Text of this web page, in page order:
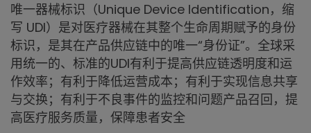
唯一器械标识（Unique Device Identification，缩
写 UDI）是对医疗器械在其整个生命周期赋予的身份
标识，是其在产品供应链中的唯一“身份证”。全球采
用统一的、标准的UDI有利于提高供应链透明度和运
作效率；有利于降低运营成本；有利于实现信息共享
与交换；有利于不良事件的监控和问题产品召回，提
高医疗服务质量，保障患者安全